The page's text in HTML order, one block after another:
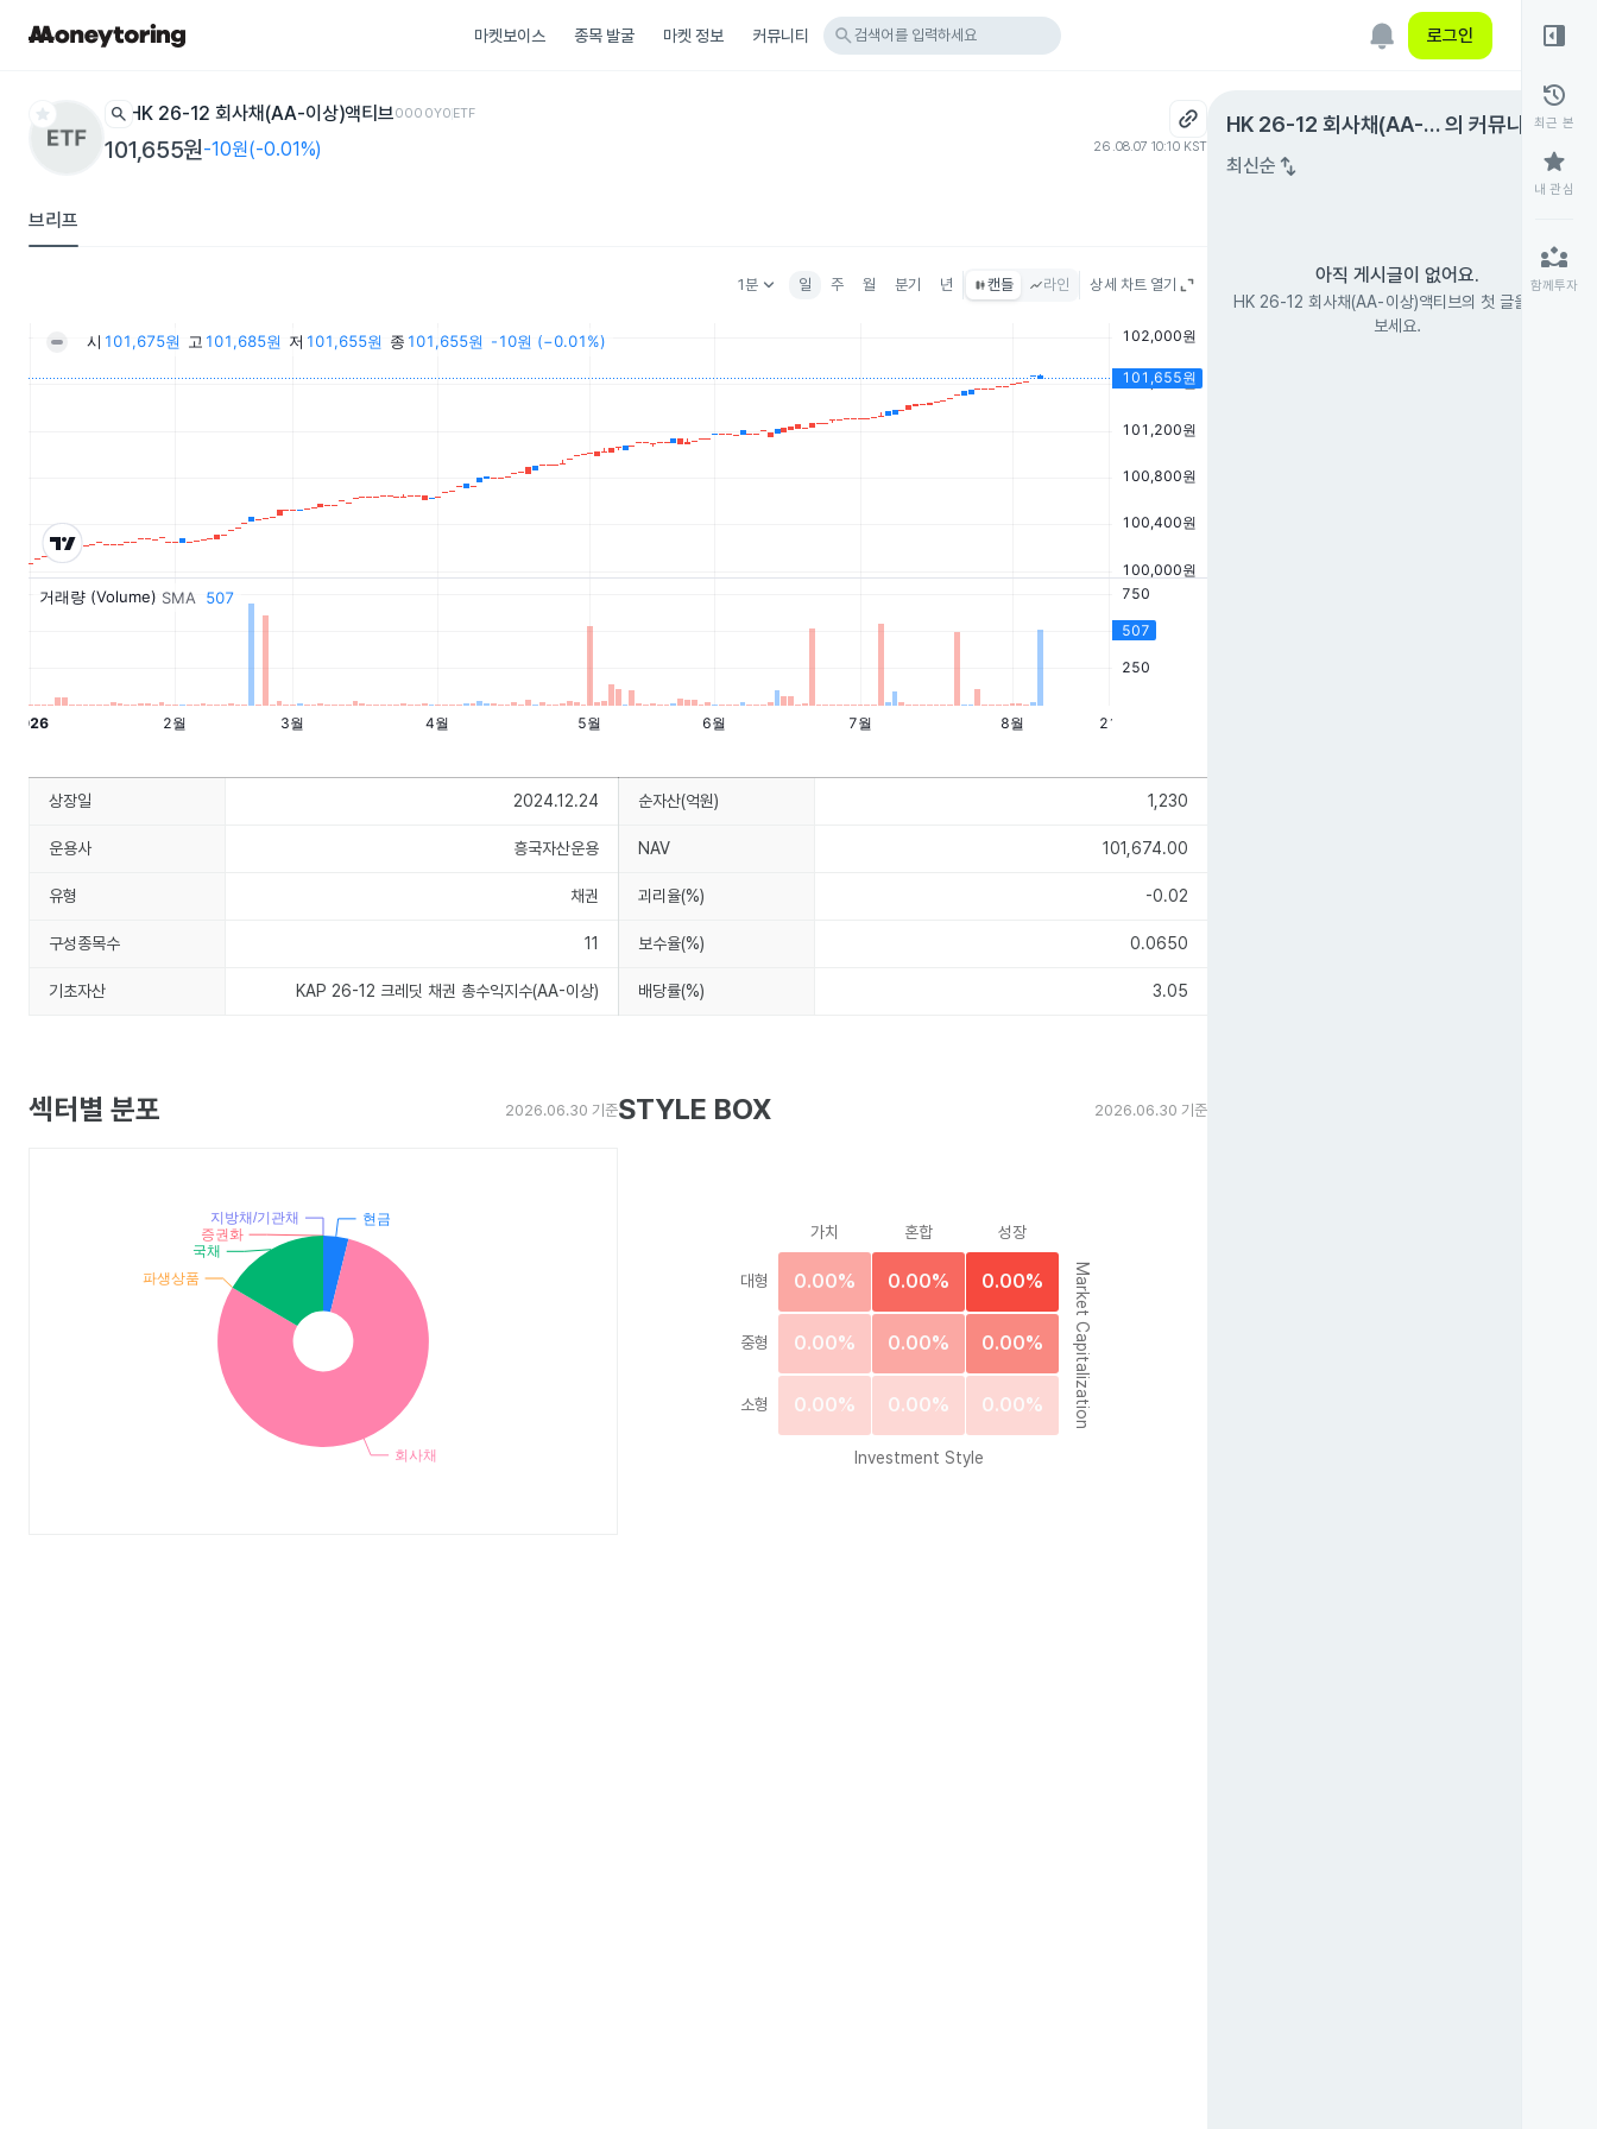
마켓보이스 종목 발굴 마켓 정보 커뮤니티 search 검색어를 입력하세요 로그인
star search HK 26-12 회사채(AA-이상)액티브0000Y0ETF
101,655원-10원(-0.01%) 26.08.07 10:10 KST
브리프
1분keyboard_arrow_down 일 주 월 분기 년 캔들 라인 상세 차트 열기
HK 26-12 회사채(AA-이
상)액티브
의 커뮤니티expand_circle_right
최신순 swap_vert
아직 게시글이 없어요.
HK 26-12 회사채(AA-이상)액티브의 첫 글을 남겨
보세요.
right_panel_open
history
최근 본
star
내 관심
partner_exchange
함께투자